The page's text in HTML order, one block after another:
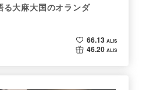
る大麻大国のオランダ
66.13 ALIS
46.20 ALIS